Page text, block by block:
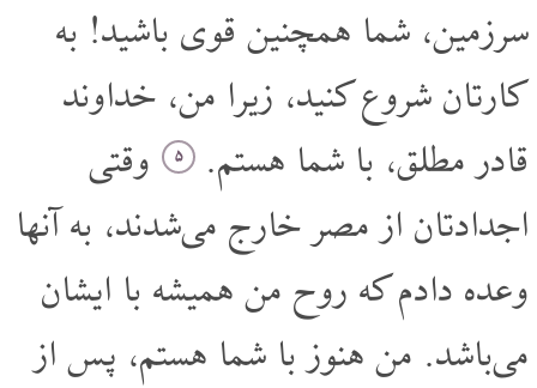
سرزمین، شما همچنین قوی باشید! به
کار‌تان شروع کنید، زیرا من، خداوند
قادر مطلق، با شما هستم.
۵ وقتی
اجداد‌تان از مصر خارج می‌شدند، به آنها
وعده دادم که روح من همیشه با ایشان
می‌باشد. من هنوز با شما هستم، پس از